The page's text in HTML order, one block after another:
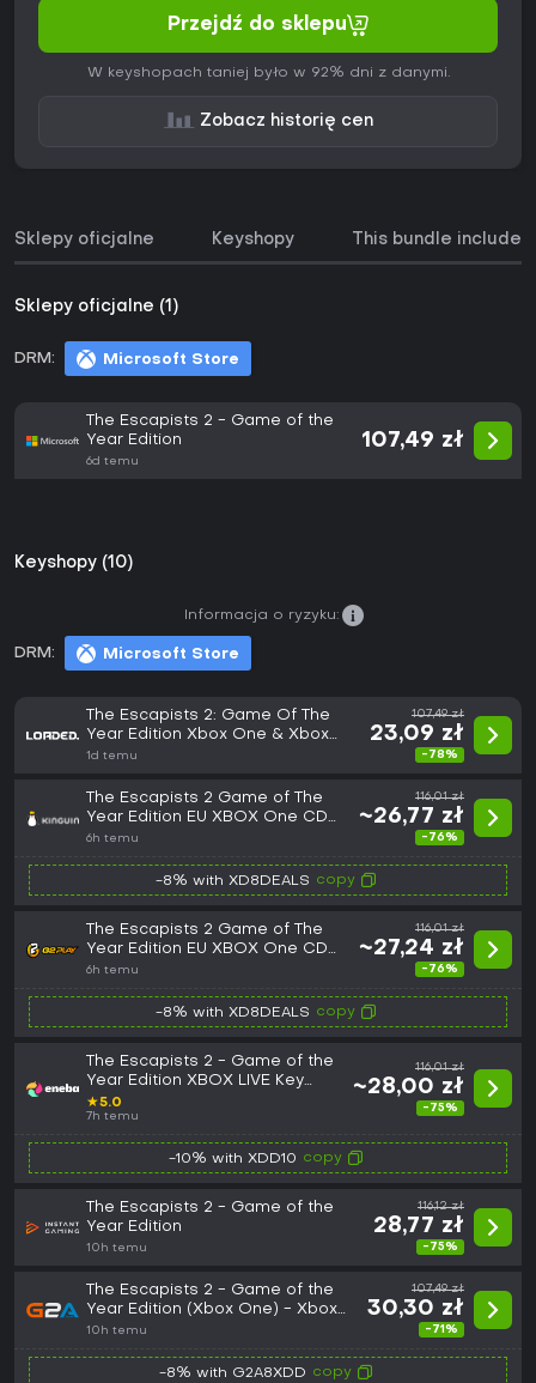
Przejdź do sklepu
W keyshopach taniej było w 92% dni z danymi.
Zobacz historię cen
Sklepy oficjalne Keyshopy This bundle includes
Sklepy oficjalne (1)
DRM: Microsoft Store
The Escapists 2 - Game of the
Year Edition
6d temu
107,49 zł
Keyshopy (10)
DRM: Microsoft Store
Informacja o ryzyku:
The Escapists 2: Game Of The
Year Edition Xbox One & Xbox
Series X|S (Europe & UK)
1d temu
107,49 zł
23,09 zł
-78%
The Escapists 2 Game of The
Year Edition EU XBOX One CD
Key
6h temu
116,01 zł
~26,77 zł
-76%
-8% with XD8DEALS copy
The Escapists 2 Game of The
Year Edition EU XBOX One CD
Key
6h temu
116,01 zł
~27,24 zł
-76%
-8% with XD8DEALS copy
The Escapists 2 - Game of the
Year Edition XBOX LIVE Key
EUROPE
★5.0
7h temu
116,01 zł
~28,00 zł
-75%
-10% with XDD10 copy
The Escapists 2 - Game of the
Year Edition
10h temu
116,12 zł
28,77 zł
-75%
The Escapists 2 - Game of the
Year Edition (Xbox One) - Xbox
Live Key - EUROPE
10h temu
107,49 zł
30,30 zł
-71%
-8% with G2A8XDD copy